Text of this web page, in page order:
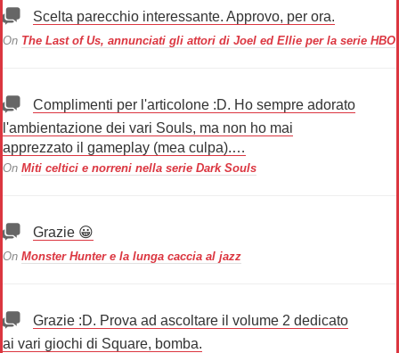
Scelta parecchio interessante. Approvo, per ora.
On The Last of Us, annunciati gli attori di Joel ed Ellie per la serie HBO
Complimenti per l'articolone :D. Ho sempre adorato
l'ambientazione dei vari Souls, ma non ho mai
apprezzato il gameplay (mea culpa).…
On Miti celtici e norreni nella serie Dark Souls
Grazie 😀
On Monster Hunter e la lunga caccia al jazz
Grazie :D. Prova ad ascoltare il volume 2 dedicato
ai vari giochi di Square, bomba.